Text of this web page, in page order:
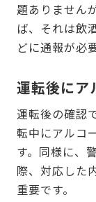
題ありません
ば、それは飲
どに通報が必
運転後にア
運転後の確認
転中にアルコ
す。同様に、
際、対応した
重要です。